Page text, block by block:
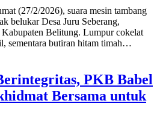
(27/2/2026), suara mesin tambang
belukar Desa Juru Seberang,
Belitung. Lumpur cokelat
sementara butiran hitam timah…
PKB Babel
Bersama untuk